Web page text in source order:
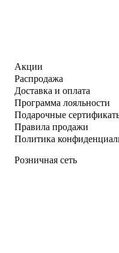
Акции
Распродажа
Доставка и оплата
Программа лояльности
Подарочные
Правила продажи
Политика
Розничная сеть